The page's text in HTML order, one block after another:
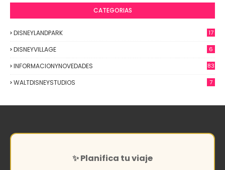
CATEGORIAS
DISNEYLANDPARK 17
DISNEYVILLAGE 6
INFORMACIONYNOVEDADES 83
WALTDISNEYSTUDIOS 7
✨ Planifica tu viaje